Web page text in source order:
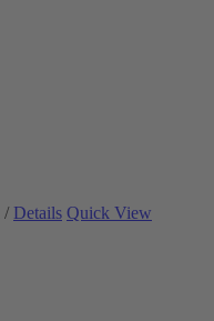
/ Details Quick View